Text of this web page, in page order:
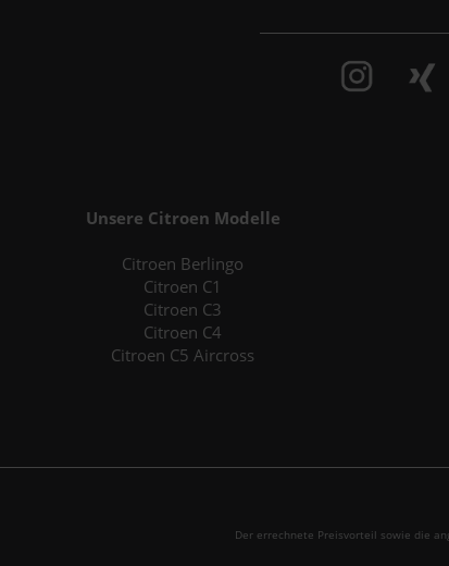
Unsere Citroen Modelle
Citroen Berlingo
Citroen C1
Citroen C3
Citroen C4
Citroen C5 Aircross
Der errechnete Preisvorteil sowie die